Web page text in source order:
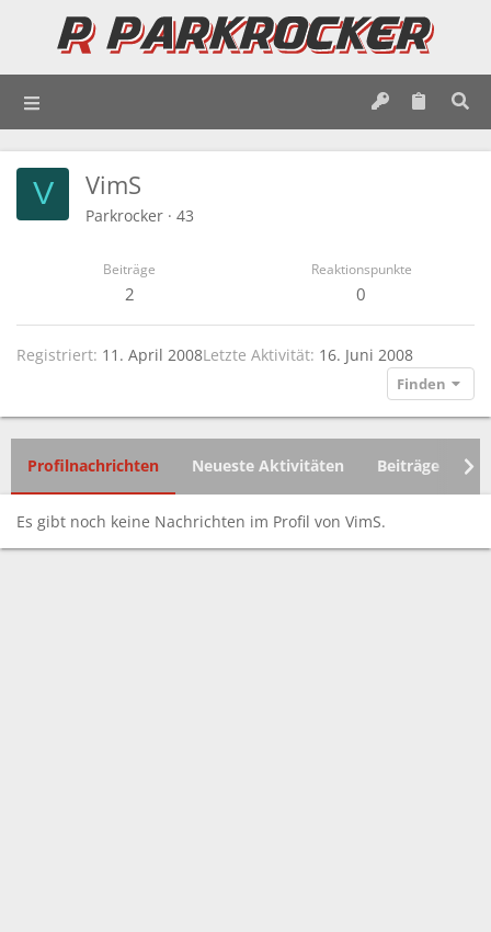
V VimS
Parkrocker · 43
Beiträge
2
Reaktionspunkte
0
Registriert 11. April 2008Letzte Aktivität 16. Juni 2008
Finden
Profilnachrichten Neueste Aktivitäten Beiträge
Es gibt noch keine Nachrichten im Profil von VimS.